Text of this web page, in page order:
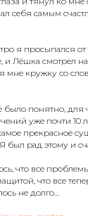
себя самым
я просыпался от
и Лёшка смотрел
мне кружку со
было понятно, для
уже почти 10
прекрасное
был рад этому и
что все
что все
не долго…